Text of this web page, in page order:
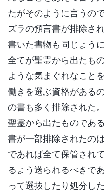
たがそのように言うの
ズラの預言書が排除さ
書いた書物も同じよう
全てが聖霊から出たも
ような気まぐれなこと
働きを選ぶ資格がある
の書も多く排除された
聖霊から出たものであ
書が一部排除されたの
であれば全て保管され
るよう送られるべきで
って選抜したり処分し